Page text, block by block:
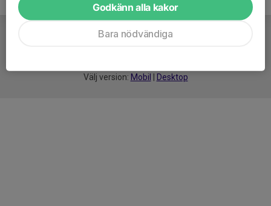
Välj version: Mobil Desktop
Godkänn alla kakor
Bara nödvändiga